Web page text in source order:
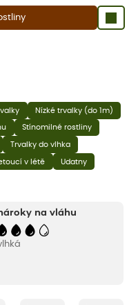
Nízké trvalky (do 1m)
Stínomilné rostliny
Trvalky do vlhka
v létě Udatny
na vláhu